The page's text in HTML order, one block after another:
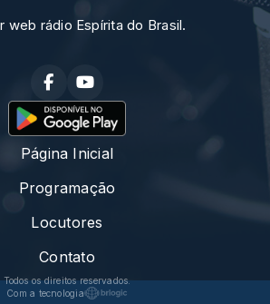
web rádio Espírita do Brasil.
Página Inicial
Programação
Locutores
Contato
Todos os direitos reservados.
Com a tecnologia